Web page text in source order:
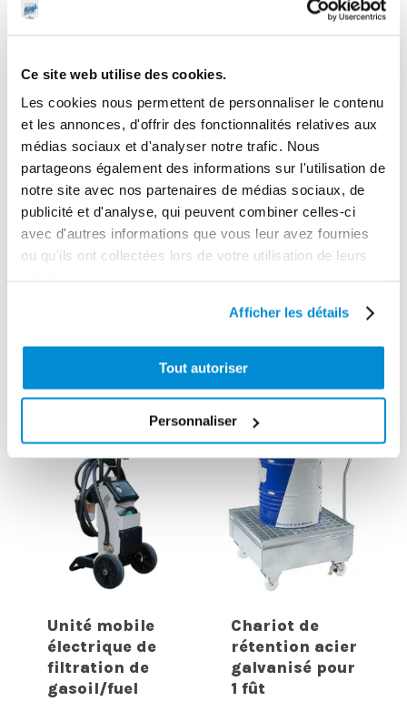
Ce site web utilise des cookies.
Les cookies nous permettent de personnaliser le contenu
et les annonces, d'offrir des fonctionnalités relatives aux
médias sociaux et d'analyser notre trafic. Nous
partageons également des informations sur l'utilisation de
notre site avec nos partenaires de médias sociaux, de
publicité et d'analyse, qui peuvent combiner celles-ci
avec d'autres informations que vous leur avez fournies
ou qu'ils ont collectées lors de votre utilisation de leurs
Afficher les détails
Tout autoriser
Personnaliser
1
60 x 12 x 59
Poids (kg)
22.0000
Garantie
2 ans
Gencode
3284660419328
CES PRODUITS PEUVENT VOUS
Unité mobile
électrique de
filtration de
gasoil/fuel
Chariot de
rétention acier
galvanisé pour
1 fût